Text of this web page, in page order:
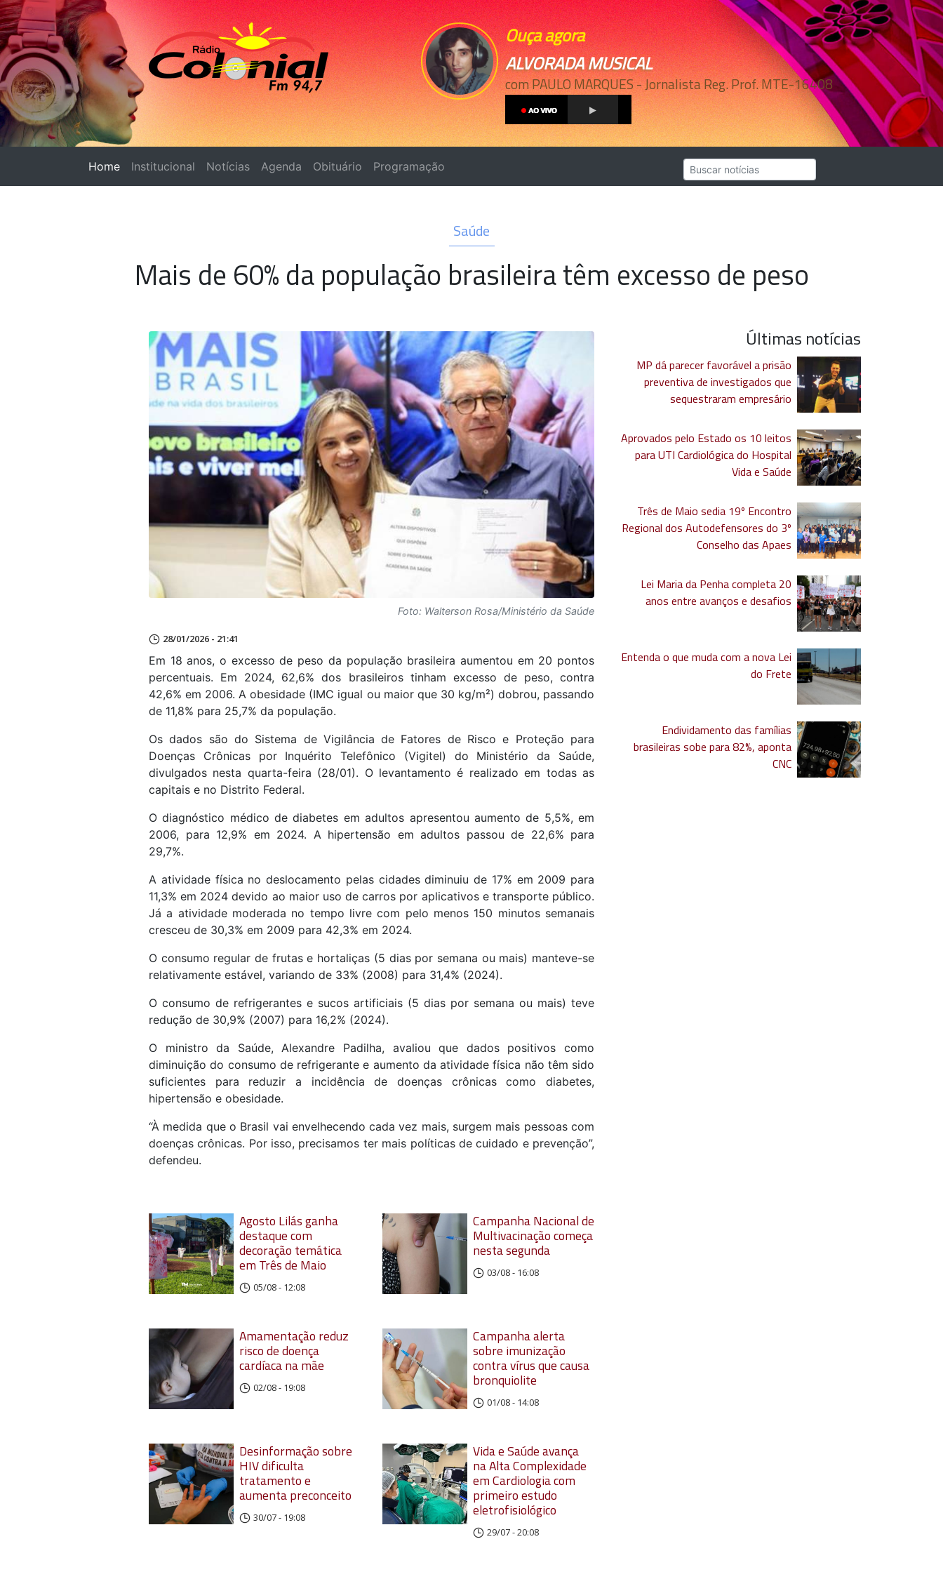
Ouça agora
ALVORADA MUSICAL
com PAULO MARQUES - Jornalista Reg. Prof. MTE-16408
Home (página atual)
Institucional Notícias Agenda Obituário Programação
Saúde
Mais de 60% da população brasileira têm excesso de peso
Foto: Walterson Rosa/Ministério da Saúde
28/01/2026 - 21:41
Em 18 anos, o excesso de peso da população brasileira aumentou em 20 pontos
percentuais. Em 2024, 62,6% dos brasileiros tinham excesso de peso, contra
42,6% em 2006. A obesidade (IMC igual ou maior que 30 kg/m²) dobrou, passando
de 11,8% para 25,7% da população.
Os dados são do Sistema de Vigilância de Fatores de Risco e Proteção para
Doenças Crônicas por Inquérito Telefônico (Vigitel) do Ministério da Saúde,
divulgados nesta quarta-feira (28/01). O levantamento é realizado em todas as
capitais e no Distrito Federal.
O diagnóstico médico de diabetes em adultos apresentou aumento de 5,5%, em
2006, para 12,9% em 2024. A hipertensão em adultos passou de 22,6% para
29,7%.
A atividade física no deslocamento pelas cidades diminuiu de 17% em 2009 para
11,3% em 2024 devido ao maior uso de carros por aplicativos e transporte público.
Já a atividade moderada no tempo livre com pelo menos 150 minutos semanais
cresceu de 30,3% em 2009 para 42,3% em 2024.
O consumo regular de frutas e hortaliças (5 dias por semana ou mais) manteve-se
relativamente estável, variando de 33% (2008) para 31,4% (2024).
O consumo de refrigerantes e sucos artificiais (5 dias por semana ou mais) teve
redução de 30,9% (2007) para 16,2% (2024).
O ministro da Saúde, Alexandre Padilha, avaliou que dados positivos como
diminuição do consumo de refrigerante e aumento da atividade física não têm sido
suficientes para reduzir a incidência de doenças crônicas como diabetes,
hipertensão e obesidade.
“À medida que o Brasil vai envelhecendo cada vez mais, surgem mais pessoas com
doenças crônicas. Por isso, precisamos ter mais políticas de cuidado e prevenção”,
defendeu.
Agosto Lilás ganha
destaque com
decoração temática
em Três de Maio
05/08 - 12:08
Campanha Nacional de
Multivacinação começa
nesta segunda
03/08 - 16:08
Amamentação reduz
risco de doença
cardíaca na mãe
02/08 - 19:08
Campanha alerta
sobre imunização
contra vírus que causa
bronquiolite
01/08 - 14:08
Desinformação sobre
HIV dificulta
tratamento e
aumenta preconceito
30/07 - 19:08
Vida e Saúde avança
na Alta Complexidade
em Cardiologia com
primeiro estudo
eletrofisiológico
29/07 - 20:08
Últimas notícias
MP dá parecer favorável a prisão
preventiva de investigados que
sequestraram empresário
Aprovados pelo Estado os 10 leitos
para UTI Cardiológica do Hospital
Vida e Saúde
Três de Maio sedia 19º Encontro
Regional dos Autodefensores do 3º
Conselho das Apaes
Lei Maria da Penha completa 20
anos entre avanços e desafios
Entenda o que muda com a nova Lei
do Frete
Endividamento das famílias
brasileiras sobe para 82%, aponta
CNC